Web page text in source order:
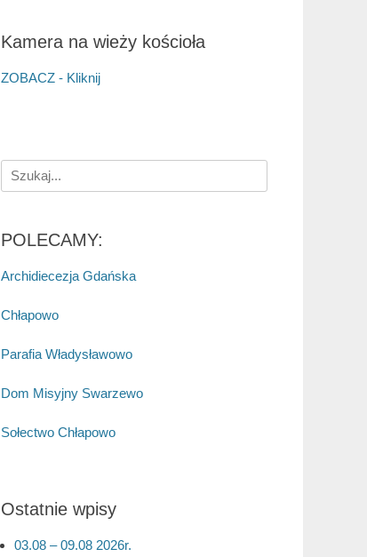
Kamera na wieży kościoła
ZOBACZ - Kliknij
Search
for:
POLECAMY:
Archidiecezja Gdańska
Chłapowo
Parafia Władysławowo
Dom Misyjny Swarzewo
Sołectwo Chłapowo
Ostatnie wpisy
03.08 – 09.08 2026r.